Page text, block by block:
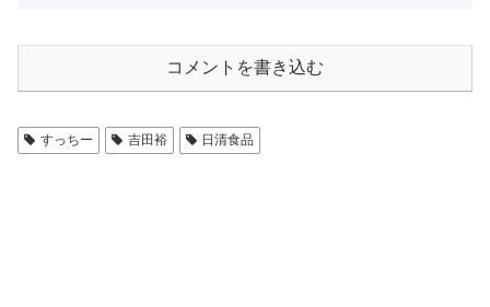
コメントを書き込む
すっちー 吉田裕 日清食品